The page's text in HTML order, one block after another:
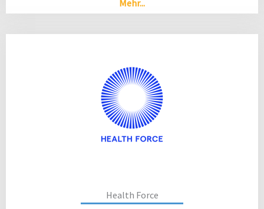
Mehr...
Health Force